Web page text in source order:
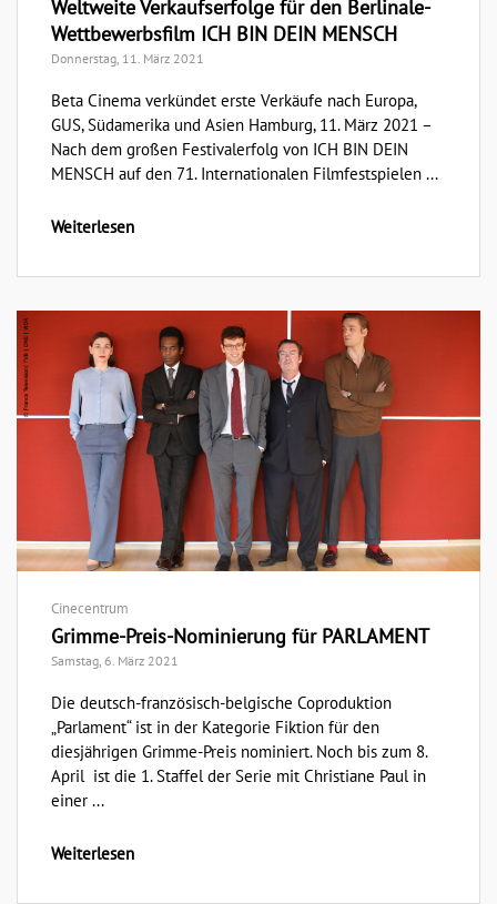
Weltweite Verkaufserfolge für den Berlinale-
Wettbewerbsfilm ICH BIN DEIN MENSCH
Donnerstag, 11. März 2021
Beta Cinema verkündet erste Verkäufe nach Europa,
GUS, Südamerika und Asien Hamburg, 11. März 2021 –
Nach dem großen Festivalerfolg von ICH BIN DEIN
MENSCH auf den 71. Internationalen Filmfestspielen ...
Weiterlesen
Cinecentrum
Grimme-Preis-Nominierung für PARLAMENT
Samstag, 6. März 2021
Die deutsch-französisch-belgische Coproduktion
„Parlament“ ist in der Kategorie Fiktion für den
diesjährigen Grimme-Preis nominiert. Noch bis zum 8.
April ist die 1. Staffel der Serie mit Christiane Paul in
einer ...
Weiterlesen